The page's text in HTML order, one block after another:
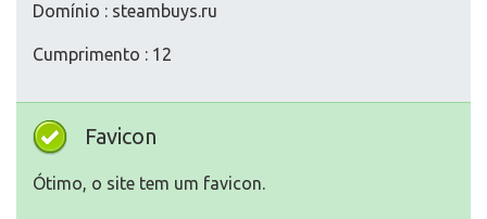
Domínio : steambuys.ru
Cumprimento : 12
Favicon
Ótimo, o site tem um favicon.